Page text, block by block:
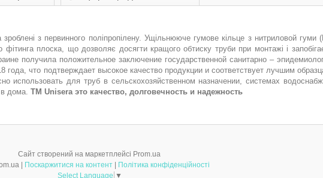
з первинного поліпропілену. Ущільнююче гумове кільце з нитриловой гуми
фітинга плоска, що дозволяє досягти кращого обтиску труби при монтажі і
получила положительное заключение государственной санитарно –
года, что подтверждает высокое качество продукции и соответствует лучшим
использовать для труб в сельскохозяйственном назначении, системах
дома. ТМ Unisera это качество, долговечность и надежность
Сайт створений на маркетплейсі Prom.ua
Pelikan.com.ua | Поскаржитися на контент | Політика конфіденційності
Select Language ▼